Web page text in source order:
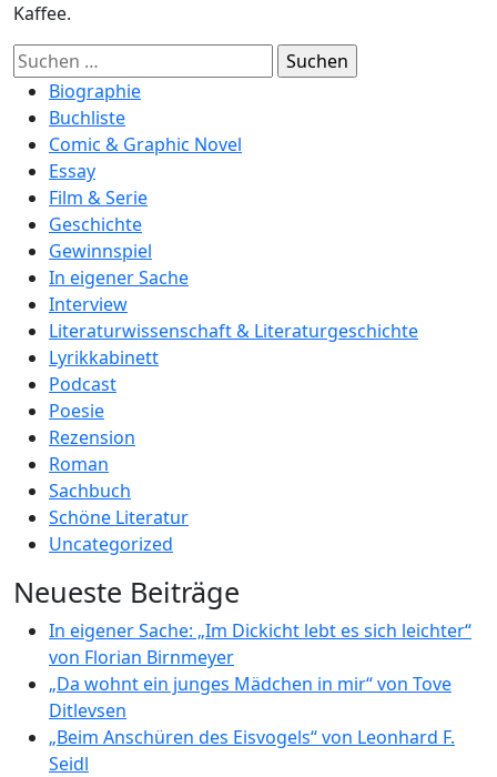
Kaffee.
Suchen
nach:Biographie
Buchliste
Comic & Graphic Novel
Essay
Film & Serie
Geschichte
Gewinnspiel
In eigener Sache
Interview
Literaturwissenschaft & Literaturgeschichte
Lyrikkabinett
Podcast
Poesie
Rezension
Roman
Sachbuch
Schöne Literatur
Uncategorized
Neueste Beiträge
In eigener Sache: „Im Dickicht lebt es sich leichter“
von Florian Birnmeyer
„Da wohnt ein junges Mädchen in mir“ von Tove
Ditlevsen
„Beim Anschüren des Eisvogels“ von Leonhard F.
Seidl